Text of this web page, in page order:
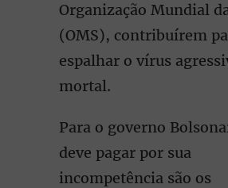
Organização Mundial
(OMS), contribuírem
espalhar o vírus
mortal.
Para o governo
deve pagar por sua
incompetência são os